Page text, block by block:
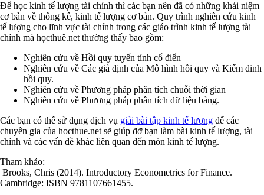
Để học kinh tế lượng tài chính thì các bạn nên đã có những khái niệm
cơ bản về thống kê, kinh tế lượng cơ bản. Quy trình nghiên cứu kinh
tế lượng cho lĩnh vực tài chính trong các giáo trình kinh tế lượng tài
chính mà họcthuê.net thường thấy bao gồm:
Nghiên cứu về Hồi quy tuyến tính cổ điển
Nghiên cứu về Các giả định của Mô hình hồi quy và Kiểm đinh
hồi quy.
Nghiên cứu về Phương pháp phân tích chuỗi thời gian
Nghiên cứu về Phương pháp phân tích dữ liệu bảng.
Các bạn có thể sử dụng dịch vụ giải bài tập kinh tế lượng để các
chuyên gia của hocthue.net sẽ giúp đỡ bạn làm bài kinh tế lượng, tài
chính và các vấn đề khác liên quan đến môn kinh tế lượng.
Tham khảo:
Brooks, Chris (2014). Introductory Econometrics for Finance.
Cambridge: ISBN 9781107661455.